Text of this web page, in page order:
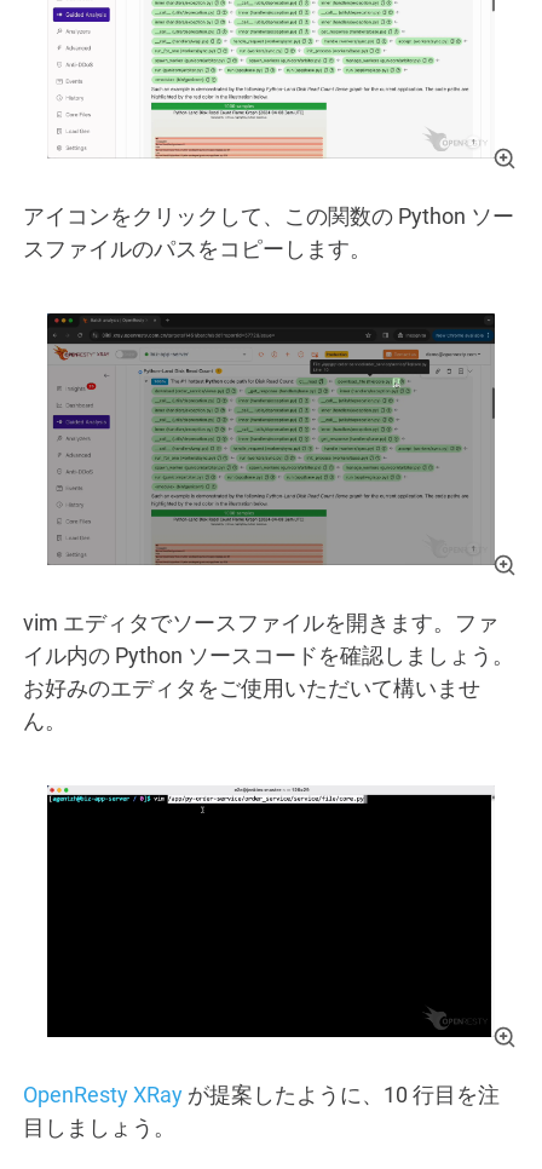
アイコンをクリックして、この関数の Python ソー
スファイルのパスをコピーします。
vim エディタでソースファイルを開きます。ファ
イル内の Python ソースコードを確認しましょう。
お好みのエディタをご使用いただいて構いませ
ん。
OpenResty XRay が提案したように、10 行目を注
目しましょう。